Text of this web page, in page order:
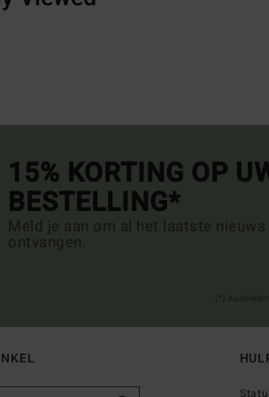
15% KORTING OP
BESTELLING*
Meld je aan om al het laatste
ontvangen.